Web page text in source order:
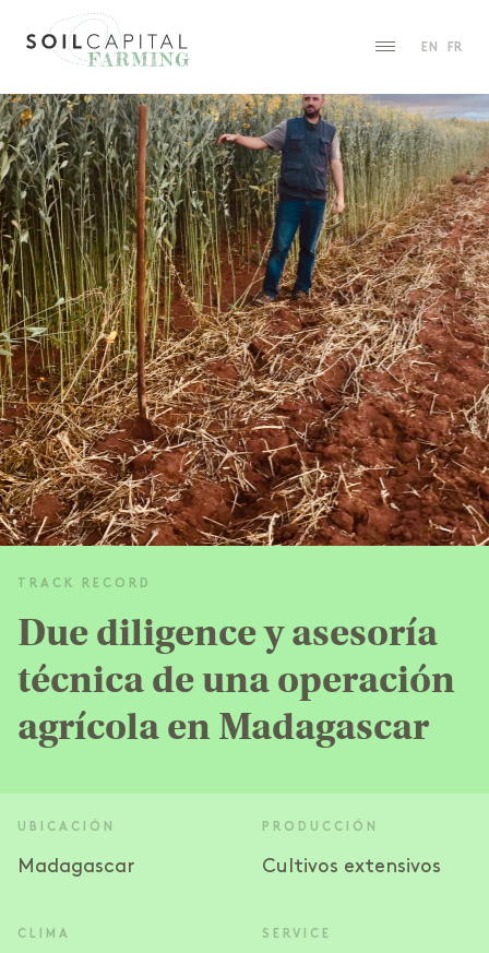
EN FR
TRACK RECORD
Due diligence y asesoría
técnica de una operación
agrícola en Madagascar
UBICACIÓN
Madagascar
PRODUCCIÓN
Cultivos extensivos
CLIMA SERVICE